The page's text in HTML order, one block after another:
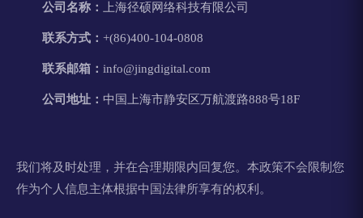
公司名称： 上海径硕网络科技有限公司
联系方式： +(86)400-104-0808
联系邮箱： info@jingdigital.com
公司地址： 中国上海市静安区万航渡路888号18F
我们将及时处理，并在合理期限内回复您。本政策不会限制您
作为个人信息主体根据中国法律所享有的权利。